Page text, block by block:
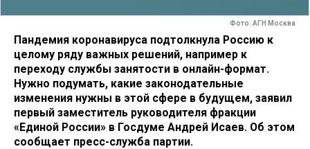
Фото: АГН Москва
Пандемия коронавируса подтолкнула Россию к
целому ряду важных решений, например к
переходу службы занятости в онлайн-формат.
Нужно подумать, какие законодательные
изменения нужны в этой сфере в будущем, заявил
первый заместитель руководителя фракции
«Единой России» в Госдуме Андрей Исаев. Об этом
сообщает пресс-служба партии.